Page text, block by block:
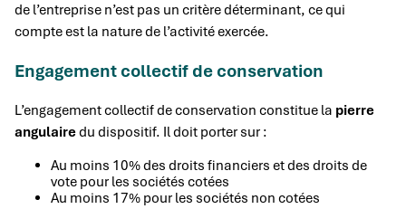
de l’entreprise n’est pas un critère déterminant, ce qui
compte est la nature de l’activité exercée.
Engagement collectif de conservation
L’engagement collectif de conservation constitue la pierre
angulairedu dispositif. Il doit porter sur :
Au moins 10% des droits financiers et des droits de
vote pour les sociétés cotées
Au moins 17% pour les sociétés non cotées